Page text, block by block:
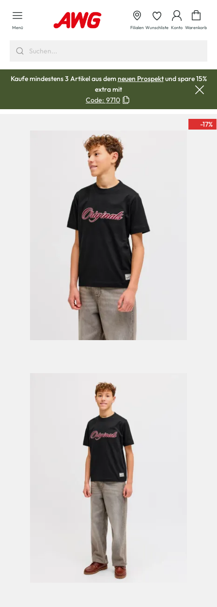
springen
Menü Filialen Wunschliste Konto Warenkorb
Kaufe mindestens 3 Artikel aus demneuen Prospektund spare 15%
extra mit
Code: 9710
-17%